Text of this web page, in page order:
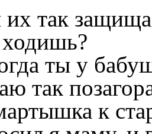
так
ты у
так
к